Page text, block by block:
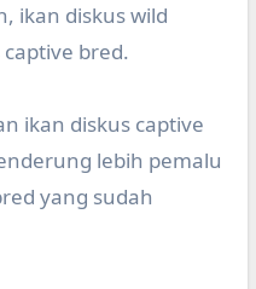
ikan diskus wild
bred.
ikan diskus captive
lebih pemalu
yang sudah